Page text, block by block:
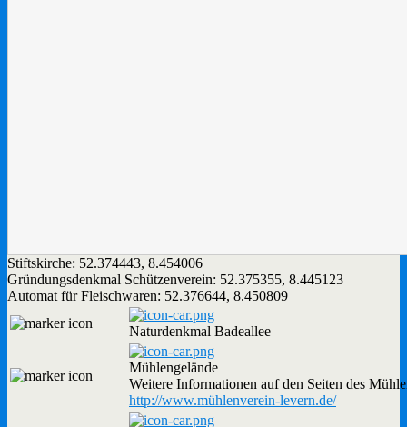
Stiftskirche: 52.374443, 8.454006
Gründungsdenkmal Schützenverein: 52.375355, 8.445123
Automat für Fleischwaren: 52.376644, 8.450809
Naturdenkmal Badeallee
Mühlengelände
Weitere Informationen auf den Seiten des
http://www.mühlenverein-levern.de/